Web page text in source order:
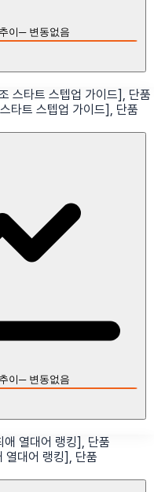
이─ 변동없음
타트 스텝업 가이드], 단품
이─ 변동없음
대어 랭킹], 단품